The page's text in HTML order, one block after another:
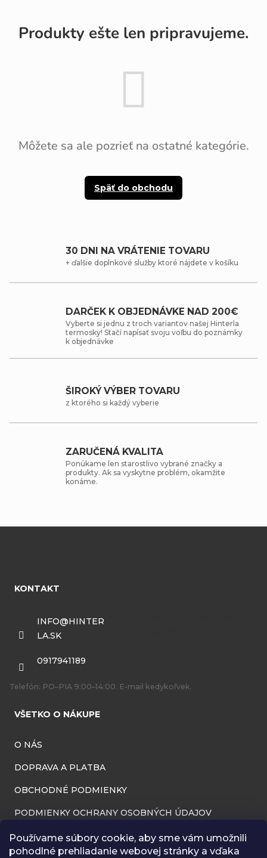
Používame súbory cookie, aby sme vám umožnili
pohodlné prehliadanie webovej stránky a vďaka
Produkty ešte len pripravujeme.
Môžete sa ale pozrieť na ostatné kategórie.
Späť do obchodu
30 DNI NA VRÁTENIE TOVARU
+ ďalšie doplnkové služby ktoré nájdete v košíku
DARČEK K OBJEDNÁVKE NAD 200€
Vyberte si jednu z troch variantov našej Hinterla
termosky! Stačí napísať svoju voľbu do poznámky
k objednávke
ŠIROKÝ VÝBER TOVARU
z ktorého si každý vyberie
ZARUČENÁ KVALITA
Ponúkame len starostlivo vybrané značky a
produkty. Ak sa vyskytne problém, okamžite
konáme.
KONTAKT
INFO@HINTER
LA.SK
0917941189
Telefón: PO–PIA 9:00–14:00. E-mail kedykoľvek.
VŠETKO O NÁKUPE
O NÁS
DOPRAVA A PLATBA
OBCHODNÉ PODMIENKY
PODMIENKY OCHRANY OSOBNÝCH ÚDAJOV
INFORMÁCIE O PREVÁDZKOVATEĽOVI